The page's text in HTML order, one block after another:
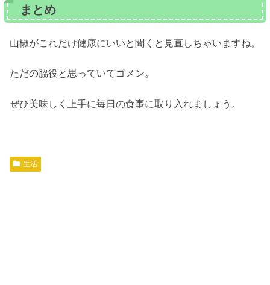
まとめ
山椒がこれだけ健康にいいと聞くと見直しちゃいますね。
ただの脇役と思っていてゴメン。
ぜひ美味しく上手に毎日の食事に取り入れましょう。
生活